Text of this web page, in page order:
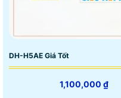
DH-H5AE Giá Tốt
1,100,000 ₫